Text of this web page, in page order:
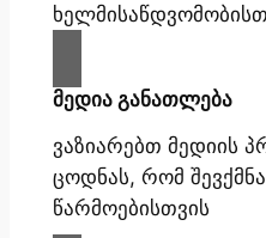
მედია განათლება
ვაზიარებთ მედიის
ცოდნას, რომ
წარმოებისთვის